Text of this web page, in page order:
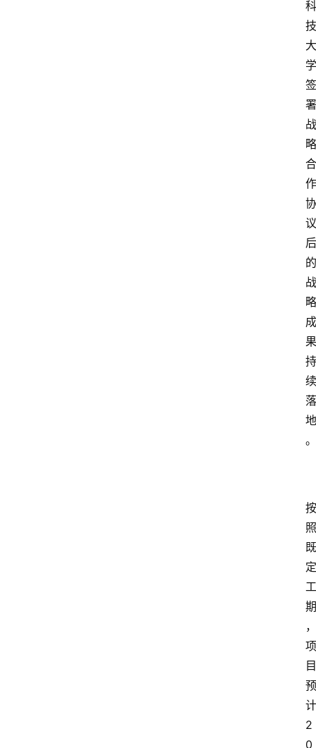
科
技
大
学
签
署
战
略
合
作
协
议
后
的
战
略
成
果
持
续
落
地
。
按
照
既
定
工
期
，
项
目
预
计
2
0